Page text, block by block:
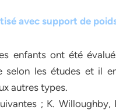
avec support de
enfants ont été
selon les études et il
autres types.
; K. Willoughby,